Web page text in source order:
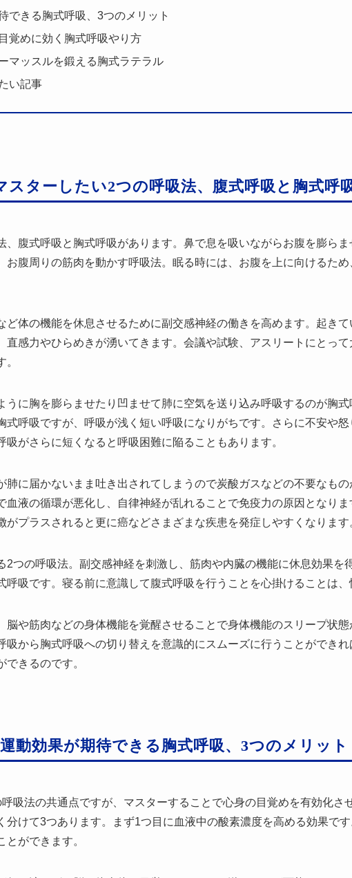
できる胸式呼吸、3つのメリット
覚めに効く胸式呼吸やり方
マッスルを鍛える胸式ラテラル
い記事
スターしたい2つの呼吸法、腹式呼吸と胸式呼
、腹式呼吸と胸式呼吸があります。鼻で息を吸いながらお腹を膨ら
お腹周りの筋肉を動かす呼吸法。眠る時には、お腹を上に向けるた
ど体の機能を休息させるために副交感神経の働きを高めます。起き
直感力やひらめきが湧いてきます。会議や試験、アスリートにとっ
うに胸を膨らませたり凹ませて肺に空気を送り込み呼吸するのが胸
式呼吸ですが、呼吸が浅く短い呼吸になりがちです。さらに不安や怒
吸がさらに短くなると呼吸困難に陥ることもあります。
肺に届かないまま吐き出されてしまうので炭酸ガスなどの不要なもの
血液の循環が悪化し、自律神経が乱れることで免疫力の原因となり
がプラスされると更に癌などさまざまな疾患を発症しやすくなります
2つの呼吸法。副交感神経を刺激し、筋肉や内臓の機能に休息効果を
呼吸です。寝る前に意識して腹式呼吸を行うことを心掛けることは、
脳や筋肉などの身体機能を覚醒させることで身体機能のスリープ状
吸から胸式呼吸への切り替えを意識的にスムーズに行うことができ
できるのです。
運動効果が期待できる胸式呼吸、3つのメリット
吸法の共通点ですが、マスターすることで心身の目覚めを有効化さ
分けて3つあります。まず1つ目に血液中の酸素濃度を高める効果で
ができます。